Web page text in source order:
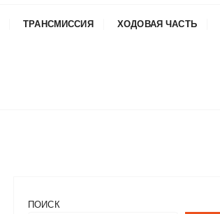
ТРАНСМИССИЯ ХОДОВАЯ ЧАСТЬ
ПОИСК